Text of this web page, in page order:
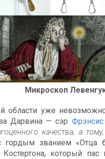
Микроскоп
области уже
Дарвина — сэр
качества, а
званием «Отца
который